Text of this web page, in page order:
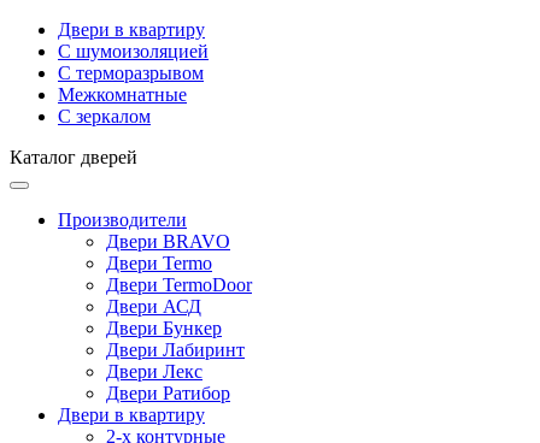
Двери в квартиру
С шумоизоляцией
С терморазрывом
Межкомнатные
С зеркалом
Каталог дверей
Производители
Двери BRAVO
Двери Termo
Двери TermoDoor
Двери АСД
Двери Бункер
Двери Лабиринт
Двери Лекс
Двери Ратибор
Двери в квартиру
2-х контурные